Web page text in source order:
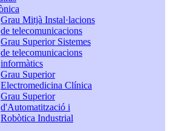
Grau Mitjà Instal·lacions
de telecomunicacions
Grau Superior Sistemes
de telecomunicacions
informàtics
Grau Superior
Electromedicina Clínica
Grau Superior
d'Automatització i
Robòtica Industrial